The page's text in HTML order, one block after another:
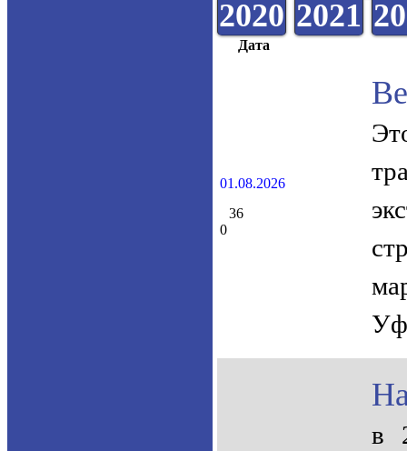
2020 2021
Дата
01.08.2026
36
0
в